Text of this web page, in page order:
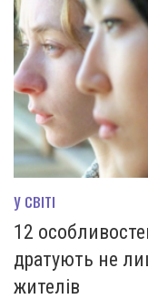
У СВІТІ
12
дратують не
жителів